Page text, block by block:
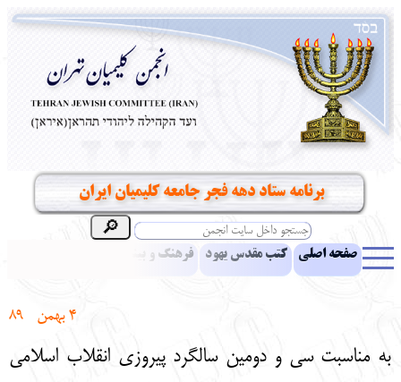
برنامه ستاد دهه فجر جامعه کلیمیان ایران
صفحه اصلی کتب مقدس یهود فرهنگ و بینش یهود
4 بهمن
به مناسبت سی و دومین سالگرد پیروزی انقلاب اسلامی